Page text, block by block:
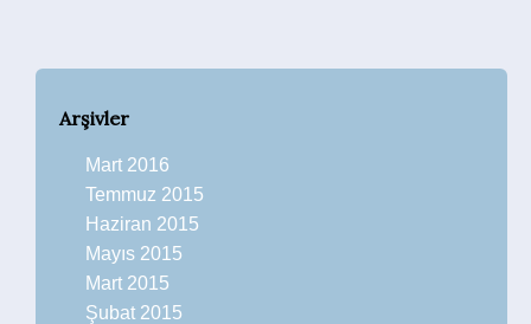
Arşivler
Mart 2016
Temmuz 2015
Haziran 2015
Mayıs 2015
Mart 2015
Şubat 2015